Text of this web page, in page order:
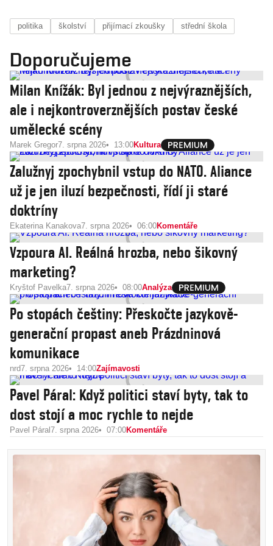
politika školství přijímací zkoušky střední škola
Doporučujeme
Milan Knížák: Byl jednou z nejvýraznějších,
ale i nejkontroverznějších postav české
umělecké scény
Marek Gregor7. srpna 2026 13:00Kultura
Zalužnyj zpochybnil vstup do NATO. Aliance
už je jen iluzí bezpečnosti, řídí ji staré
doktríny
Ekaterina Kanakova7. srpna 2026 06:00Komentáře
Vzpoura AI. Reálná hrozba, nebo šikovný
marketing?
Kryštof Pavelka7. srpna 2026 08:00Analýza
Po stopách češtiny: Přeskočte jazykově-
generační propast aneb Prázdninová
komunikace
nrd7. srpna 2026 14:00Zajímavosti
Pavel Páral: Když politici staví byty, tak to
dost stojí a moc rychle to nejde
Pavel Páral 7. srpna 2026 07:00Komentáře